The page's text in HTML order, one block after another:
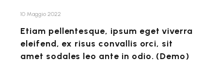
convallis
orci,
sit
10 Maggio 2022
Etiam pellentesque, ipsum eget viverra
eleifend, ex risus convallis orci, sit
amet sodales leo ante in odio. (Demo)